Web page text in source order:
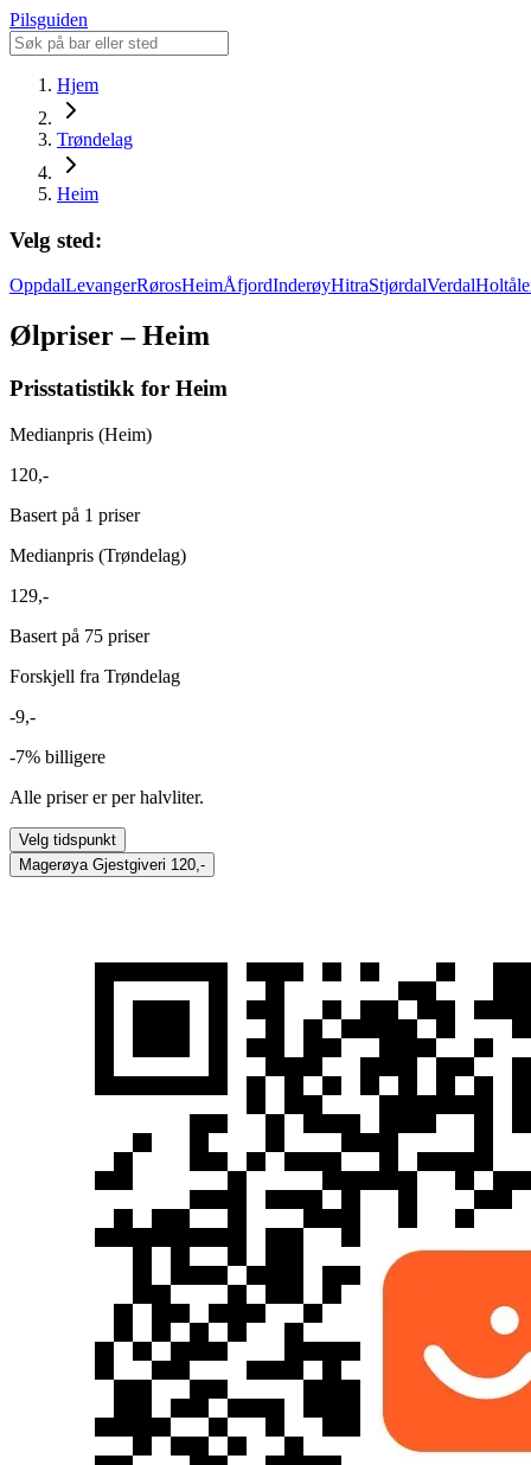
Pilsguiden
Hjem
Trøndelag
Heim
Velg sted:
OppdalLevangerRørosHeimÅfjordInderøyHitraStjørdalVerdal
Ølpriser – Heim
Prisstatistikk for Heim
Medianpris (Heim)
120,-
Basert på 1 priser
Medianpris (Trøndelag)
129,-
Basert på 75 priser
Forskjell fra Trøndelag
-9,-
-7% billigere
Alle priser er per halvliter.
Velg tidspunkt
Magerøya Gjestgiveri 120,-